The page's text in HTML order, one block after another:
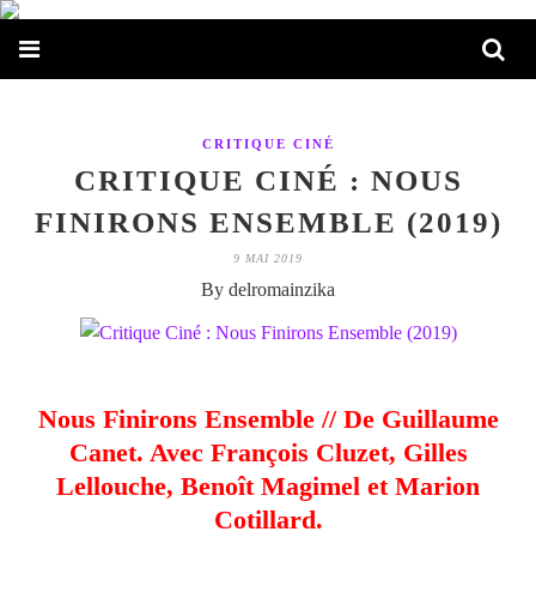
CRITIQUE CINÉ
CRITIQUE CINÉ : NOUS
FINIRONS ENSEMBLE (2019)
9 MAI 2019
By delromainzika
Nous Finirons Ensemble // De Guillaume
Canet. Avec François Cluzet, Gilles
Lellouche, Benoît Magimel et Marion
Cotillard.